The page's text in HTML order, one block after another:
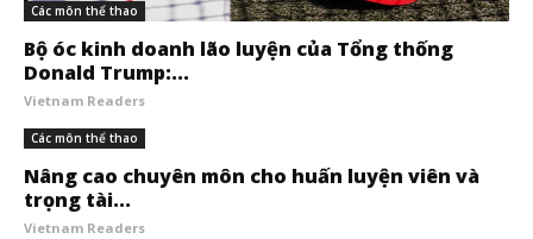
Các môn thể thao
Bộ óc kinh doanh lão luyện của Tổng thống
Donald Trump:...
Vietnam Readers
Các môn thể thao
Nâng cao chuyên môn cho huấn luyện viên và
trọng tài...
Vietnam Readers